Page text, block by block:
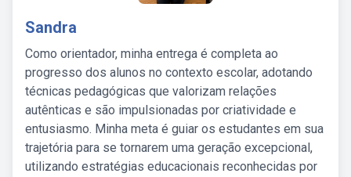
Sandra
Como orientador, minha entrega é completa ao
progresso dos alunos no contexto escolar, adotando
técnicas pedagógicas que valorizam relações
autênticas e são impulsionadas por criatividade e
entusiasmo. Minha meta é guiar os estudantes em sua
trajetória para se tornarem uma geração excepcional,
utilizando estratégias educacionais reconhecidas por